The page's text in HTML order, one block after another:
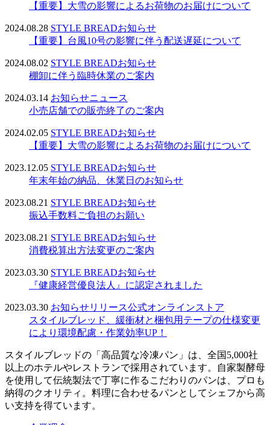
【重要】大雪の影響によるお荷物のお届けについて
2024.08.28 STYLE BREADお知らせ
【重要】台風10号の影響に伴う配送遅延について
2024.08.02 STYLE BREADお知らせ
棚卸に伴う臨時休業のご案内
2024.03.14 お知らせニュース
小売店舗での販売終了のご案内
2024.02.05 STYLE BREADお知らせ
【重要】大雪の影響によるお荷物のお届けについて
2023.12.05 STYLE BREADお知らせ
年末年始の納品、休業日のお知らせ
2023.08.21 STYLE BREADお知らせ
振込手数料ご負担のお願い
2023.08.21 STYLE BREADお知らせ
消費税算出方法変更のご案内
2023.03.30 STYLE BREADお知らせ
『健康経営優良法人』に認定されました
2023.03.30 お知らせリリース公式オンラインストア
スタイルブレッド、緩衝材と梱包用テープの仕様変更
により環境配慮・作業効率UP！
スタイルブレッドの「高品質な冷凍パン」は、全国5,000社
以上のホテルやレストランで採用されています。自家製酵母
を使用して伝統製法で丁寧に作るこだわりのパンは、プロも
納得のクオリティ。料理に合わせるパンとしてシェフから高
い支持を得ています。